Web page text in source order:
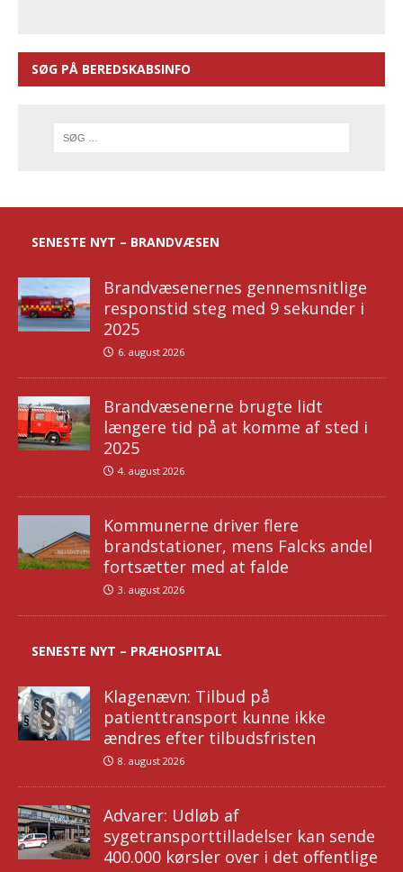
SØG PÅ BEREDSKABSINFO
SENESTE NYT – BRANDVÆSEN
Brandvæsenernes gennemsnitlige
responstid steg med 9 sekunder i
2025
6. august 2026
Brandvæsenerne brugte lidt
længere tid på at komme af sted i
2025
4. august 2026
Kommunerne driver flere
brandstationer, mens Falcks andel
fortsætter med at falde
3. august 2026
SENESTE NYT – PRÆHOSPITAL
Klagenævn: Tilbud på
patienttransport kunne ikke
ændres efter tilbudsfristen
8. august 2026
Advarer: Udløb af
sygetransporttilladelser kan sende
400.000 kørsler over i det offentlige